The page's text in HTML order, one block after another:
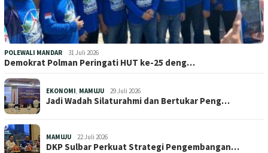
POLEWALI MANDAR 31 Juli 2026
Demokrat Polman Peringati HUT ke-25 deng…
EKONOMI MAMUJU 29 Juli 2026
Jadi Wadah Silaturahmi dan Bertukar Peng…
MAMUJU 22 Juli 2026
DKP Sulbar Perkuat Strategi Pengembangan…